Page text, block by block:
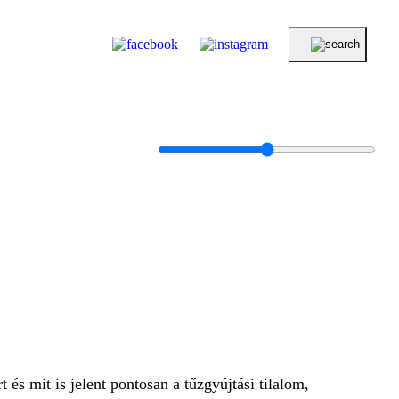
és mit is jelent pontosan a tűzgyújtási tilalom,